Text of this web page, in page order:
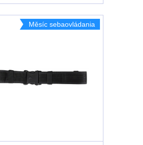
Měsíc sebaovládania